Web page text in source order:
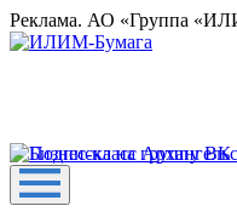
Реклама. АО «Группа